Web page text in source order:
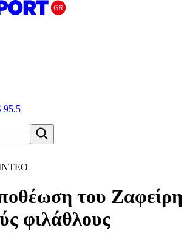
95.5
του Ζαφείρη
φιλάθλους